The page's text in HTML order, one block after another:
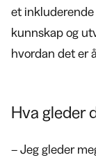
et
kunnskap og
hvordan det er
Hva gleder
– Jeg gleder